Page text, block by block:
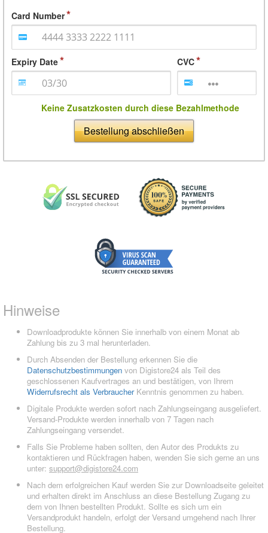
Card Number
Expiry Date CVC
Keine Zusatzkosten durch diese Bezahlmethode
Bestellung abschließen
Hinweise
Downloadprodukte können Sie innerhalb von einem Monat ab
Zahlung bis zu 3 mal herunterladen.
Durch Absenden der Bestellung erkennen Sie die
Datenschutzbestimmungen von Digistore24 als Teil des
geschlossenen Kaufvertrages an und bestätigen, von Ihrem
Widerrufsrecht als VerbraucherKenntnis genommen zu haben.
Digitale Produkte werden sofort nach Zahlungseingang ausgeliefert.
Versand-Produkte werden innerhalb von 7 Tagen nach
Zahlungseingang versendet.
Falls Sie Probleme haben sollten, den Autor des Produkts zu
kontaktieren und Rückfragen haben, wenden Sie sich gerne an uns
unter: support@digistore24.com
Nach dem erfolgreichen Kauf werden Sie zur Downloadseite geleitet
und erhalten direkt im Anschluss an diese Bestellung Zugang zu
dem von Ihnen bestellten Produkt. Sollte es sich um ein
Versandprodukt handeln, erfolgt der Versand umgehend nach Ihrer
Bestellung.